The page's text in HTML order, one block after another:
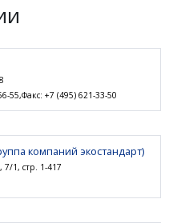
55,Факс: +7 (495) 621-33-50
компаний экостандарт)
7/1, стр. 1-417